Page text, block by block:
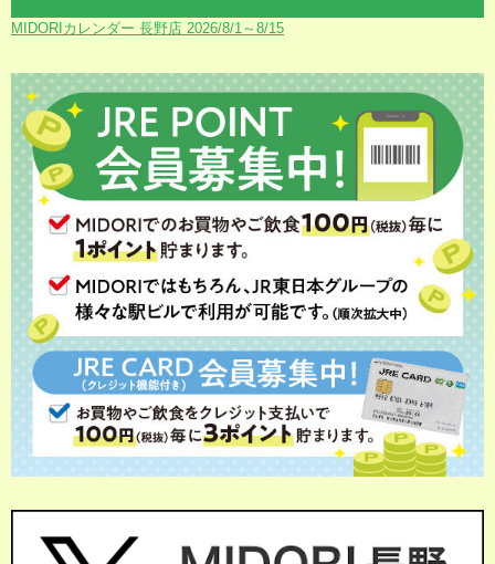
MIDORIカレンダー 長野店 2026/8/1～8/15